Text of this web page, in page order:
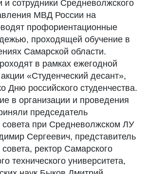
сотрудники Средневолжского
МВД России на
профориентационные
проходящей обучение в
Самарской области.
в рамках ежегодной
«Студенческий десант»,
Дню российского студенчества.
в организации и проведения
председатель
совета при Средневолжском ЛУ
Сергеевич, представитель
ректор Самарского
технического университета,